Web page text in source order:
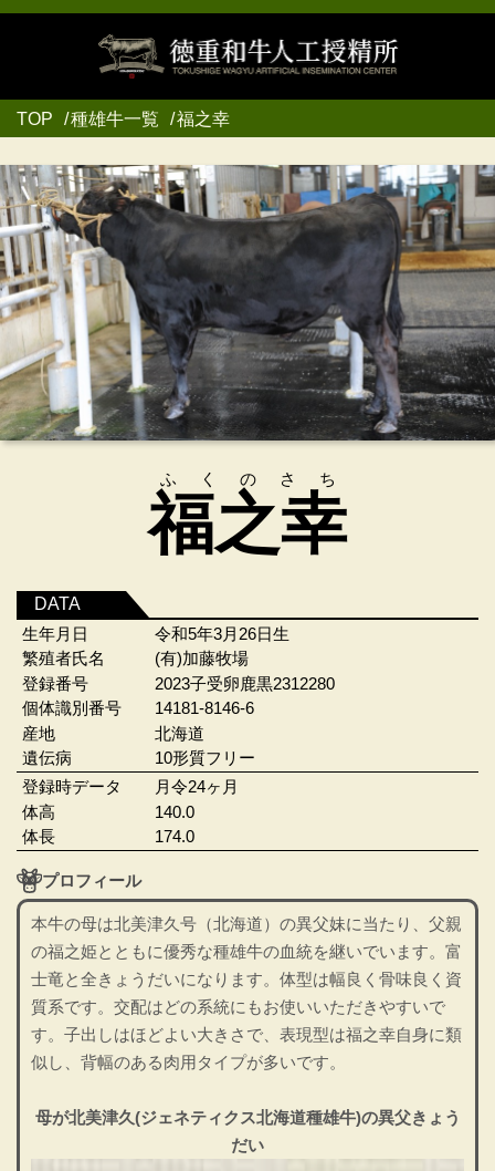
TOP 種雄牛一覧 福之幸
福之幸
ふくのさち
DATA
生年月日
令和5年3月26日生
繁殖者氏名
(有)加藤牧場
登録番号
2023子受卵鹿黒2312280
個体識別番号
14181-8146-6
産地
北海道
遺伝病
10形質フリー
登録時データ
月令24ヶ月
体高
140.0
体長
174.0
プロフィール
本牛の母は北美津久号（北海道）の異父妹に当たり、父親
の福之姫とともに優秀な種雄牛の血統を継いでいます。富
士竜と全きょうだいになります。体型は幅良く骨味良く資
質系です。交配はどの系統にもお使いいただきやすいで
す。子出しはほどよい大きさで、表現型は福之幸自身に類
似し、背幅のある肉用タイプが多いです。
母が北美津久(ジェネティクス北海道種雄牛)の異父きょう
だい